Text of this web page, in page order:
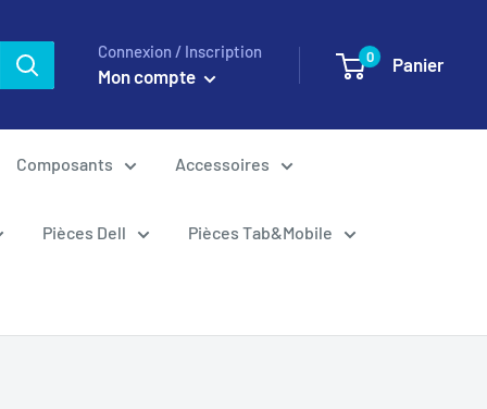
Connexion / Inscription
Mon compte
0 Panier
Composants Accessoires
Pièces Dell Pièces Tab&Mobile